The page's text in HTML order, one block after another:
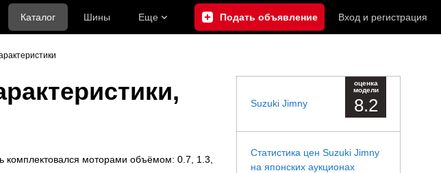
Каталог Шины Еще Подать объявление Вход и регистрация
комплектовался моторами объёмом: 0.7, 1.3,
Suzuki Jimny
оценка
модели
8.2
Статистика цен Suzuki Jimny
на японских аукционах